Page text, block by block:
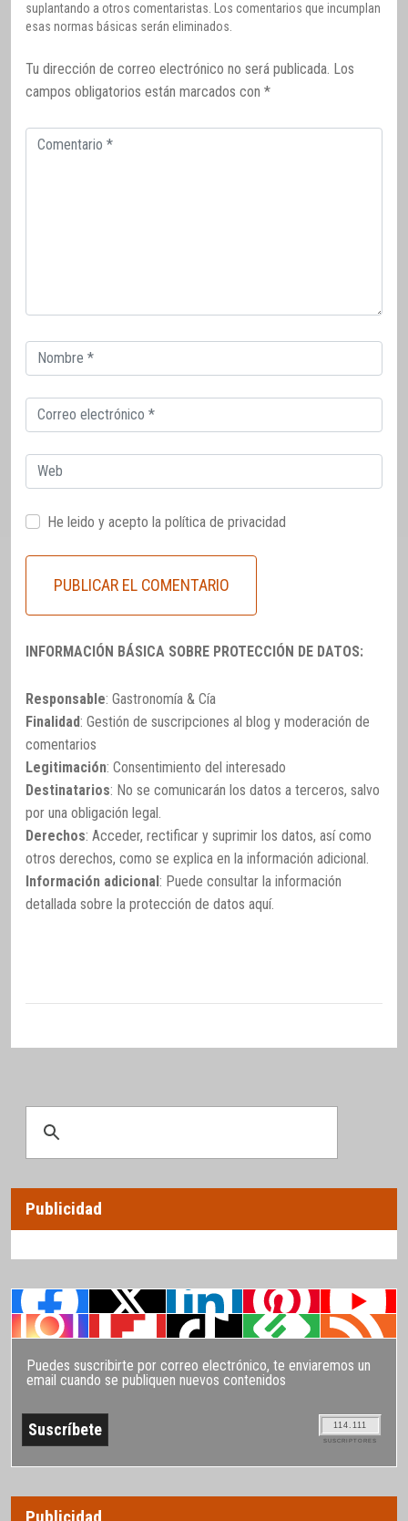
suplantando a otros comentaristas. Los comentarios que incumplan
esas normas básicas serán eliminados.
Tu dirección de correo electrónico no será publicada. Los
campos obligatorios están marcados con *
Comentario
Correo
electrónico
Correo
electrónico
Web
He leido y acepto la política de privacidad
INFORMACIÓN BÁSICA SOBRE PROTECCIÓN DE DATOS:
Responsable: Gastronomía & Cía
Finalidad: Gestión de suscripciones al blog y moderación de
comentarios
Legitimación: Consentimiento del interesado
Destinatarios: No se comunicarán los datos a terceros, salvo
por una obligación legal.
Derechos: Acceder, rectificar y suprimir los datos, así como
otros derechos, como se explica en la información adicional.
Información adicional : Puede consultar la información
detallada sobre la protección de datos aquí.
Publicidad
Puedes suscribirte por correo electrónico, te enviaremos un
email cuando se publiquen nuevos contenidos
114.111
SUSCRIPTORES
Publicidad